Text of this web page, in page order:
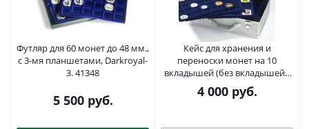
Футляр для 60 монет до 48 мм.,
с 3-мя планшетами, Darkroyal-
3. 41348
5 500руб.
Кейс для хранения и
переноски монет на 10
вкладышей (без вкладышей).
322142-с
4 000руб.